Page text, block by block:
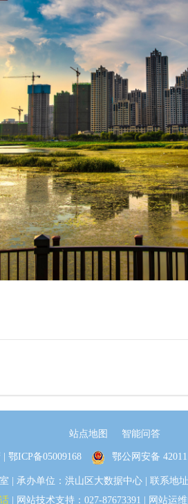
站点地图 智能问答
鄂ICP备05009168 鄂公网安备
| 承办单位：洪山区大数据中心 | 联系地
| 网站技术支持：027-87673391 | 网站运维